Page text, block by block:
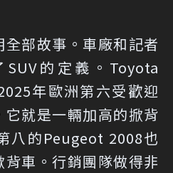
部故事。車廠和記者
的定義。Toyota
年歐洲第六受歡迎
就是一輛加高的掀背
八的Peugeot 2008也
車。行銷團隊做得非